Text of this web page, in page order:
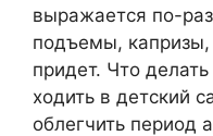
выражается по-
подъемы,
придет. Что
ходить в детский
облегчить период